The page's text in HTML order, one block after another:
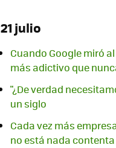
21 julio
Cuando Google miró
más adictivo que
"¿De verdad
un siglo
Cada vez más
no está nada contenta